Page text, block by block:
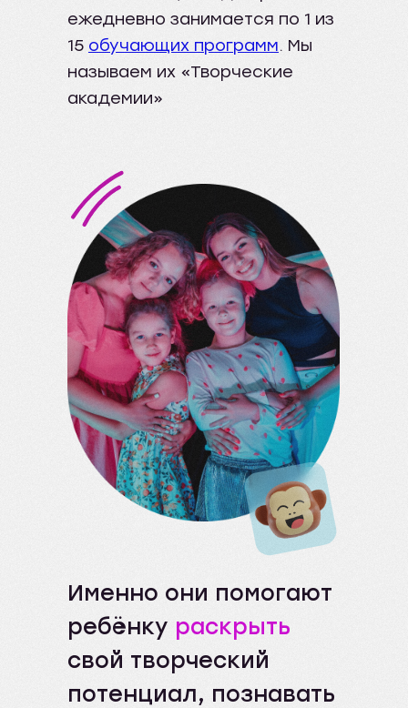
ежедневно занимается по 1 из
15 обучающих программ. Мы
называем их «Творческие
академии»
Именно они помогают
ребёнку раскрыть
свой творческий
потенциал, познавать